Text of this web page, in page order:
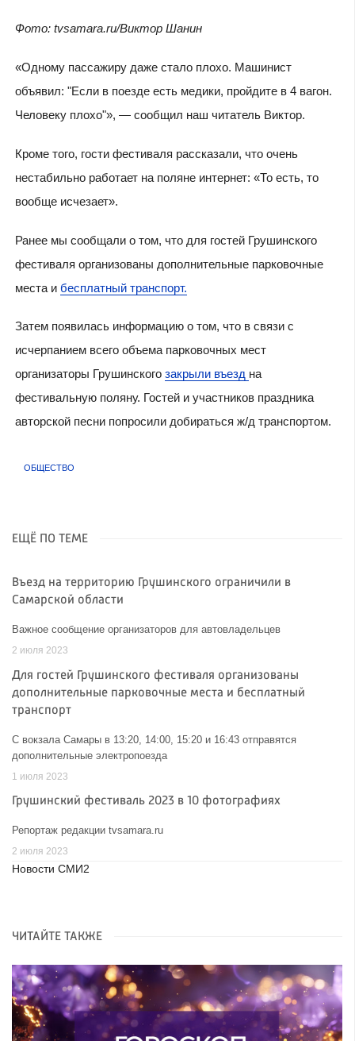
Фото: tvsamara.ru/Виктор Шанин
«Одному пассажиру даже стало плохо. Машинист
объявил: "Если в поезде есть медики, пройдите в 4 вагон.
Человеку плохо"», — сообщил наш читатель Виктор.
Кроме того, гости фестиваля рассказали, что очень
нестабильно работает на поляне интернет: «То есть, то
вообще исчезает».
Ранее мы сообщали о том, что для гостей Грушинского
фестиваля организованы дополнительные парковочные
места и бесплатный транспорт.
Затем появилась информацию о том, что в связи с
исчерпанием всего объема парковочных мест
организаторы Грушинского закрыли въезд на
фестивальную поляну. Гостей и участников праздника
авторской песни попросили добираться ж/д транспортом.
ОБЩЕСТВО
ЕЩЁ ПО ТЕМЕ
Въезд на территорию Грушинского ограничили в
Самарской области
Важное сообщение организаторов для автовладельцев
2 июля 2023
Для гостей Грушинского фестиваля организованы
дополнительные парковочные места и бесплатный
транспорт
С вокзала Самары в 13:20, 14:00, 15:20 и 16:43 отправятся
дополнительные электропоезда
1 июля 2023
Грушинский фестиваль 2023 в 10 фотографиях
Репортаж редакции tvsamara.ru
2 июля 2023
Новости СМИ2
ЧИТАЙТЕ ТАКЖЕ